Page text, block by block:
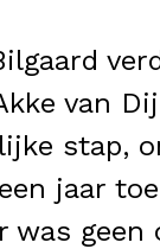
van
stap,
jaar
was